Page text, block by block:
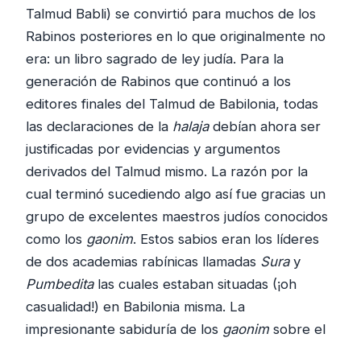
Talmud Babli) se convirtió para muchos de los
Rabinos posteriores en lo que originalmente no
era: un libro sagrado de ley judía. Para la
generación de Rabinos que continuó a los
editores finales del Talmud de Babilonia, todas
las declaraciones de la halaja debían ahora ser
justificadas por evidencias y argumentos
derivados del Talmud mismo. La razón por la
cual terminó sucediendo algo así fue gracias un
grupo de excelentes maestros judíos conocidos
como los gaonim. Estos sabios eran los líderes
de dos academias rabínicas llamadas Suray
Pumbeditalas cuales estaban situadas (¡oh
casualidad!) en Babilonia misma. La
impresionante sabiduría de los gaonim sobre el